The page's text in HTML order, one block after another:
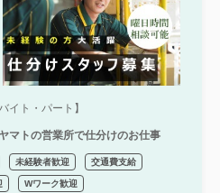
イト・パート】
マトの営業所で仕分けのお仕事
未経験者歓迎 交通費支給
Wワーク歓迎